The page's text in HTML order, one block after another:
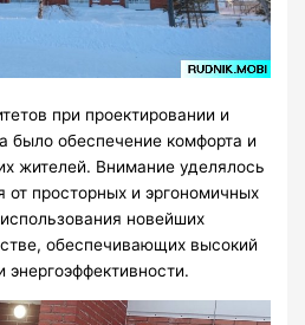
при проектировании и
было обеспечение комфорта и
жителей. Внимание уделялось
от просторных и эргономичных
новейших
обеспечивающих высокий
энергоэффективности.